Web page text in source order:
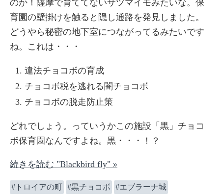
のか！薩摩で育ててないサツマイモみたいな。保
育園の壁掛けを触ると隠し通路を発見しました。
どうやら秘密の地下室につながってるみたいです
ね。これは・・・
違法チョコボの育成
チョコボ税を逃れる闇チョコボ
チョコボの脱走防止策
どれでしょう。っていうかこの施設「黒」チョコ
ボ保育園なんですよね。黒・・・！？
続きを読む "Blackbird fly" »
トロイアの町 黒チョコボ エブラーナ城